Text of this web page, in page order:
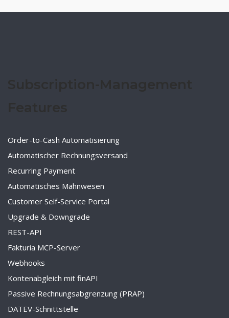
Order-to-Cash Automatisierung
Automatischer Rechnungsversand
Recurring Payment
Automatisches Mahnwesen
Customer Self-Service Portal
Upgrade & Downgrade
REST-API
Fakturia MCP-Server
Webhooks
Kontenabgleich mit finAPI
Passive Rechnungsabgrenzung (PRAP)
DATEV-Schnittstelle